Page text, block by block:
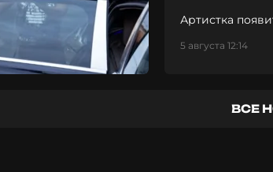
Артистка
5 августа 12:14
ВСЕ